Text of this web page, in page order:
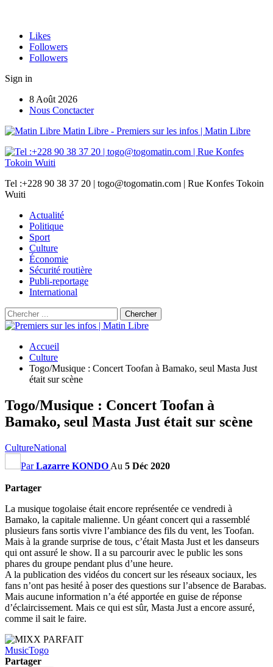
Likes
Followers
Followers
Sign in
8 Août 2026
Nous Conctacter
Matin Libre - Premiers sur les infos | Matin Libre
Tel :+228 90 38 37 20 | togo@togomatin.com | Rue Konfes Tokoin
Wuiti
Actualité
Politique
Sport
Culture
Économie
Sécurité routière
Publi-reportage
International
Accueil
Culture
Togo/Musique : Concert Toofan à Bamako, seul Masta Just
était sur scène
Togo/Musique : Concert Toofan à
Bamako, seul Masta Just était sur scène
CultureNational
ParLazarre KONDO Au 5 Déc 2020
Partager
La musique togolaise était encore représentée ce vendredi à
Bamako, la capitale malienne. Un géant concert qui a rassemblé
plusieurs fans sortis vivre l’ambiance des fils du vent, les Toofan.
Mais à la grande surprise de tous, c’était Masta Just et les danseurs
qui ont assuré le show. Il a su parcourir avec le public les sons
phares du groupe pendant plus d’une heure.
A la publication des vidéos du concert sur les réseaux sociaux, les
fans n’ont pas hesité à poser des questions sur l’absence de Barabas.
Mais aucune information n’a été apportée en guise de réponse
d’éclaircissement. Mais ce qui est sûr, Masta Just a encore assuré,
comme il sait le faire.
MusicTogo
Partager